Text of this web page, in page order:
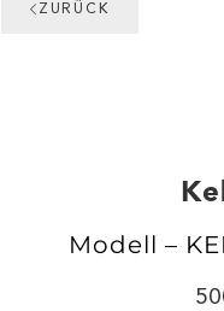
ZURÜCK
Modell –